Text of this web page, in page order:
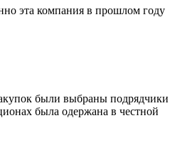
эта компания в прошлом году
были выбраны подрядчики
была одержана в честной